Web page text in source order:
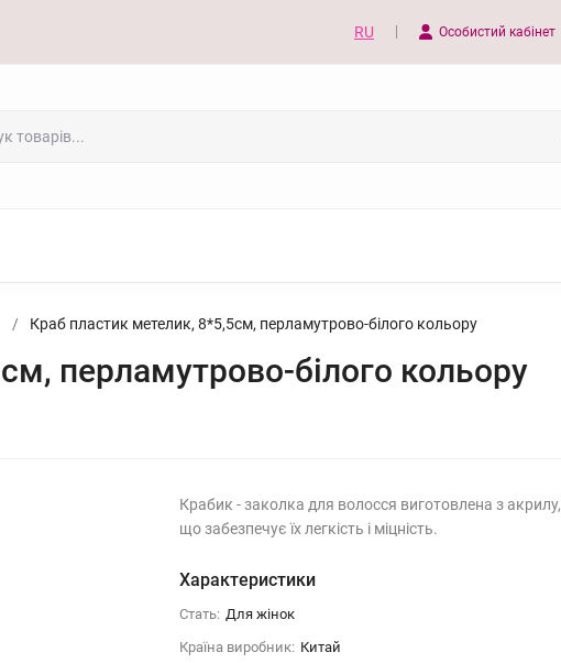
RU Особистий кабінет
/ Краб пластик метелик, 8*5,5см, перламутрово-білого кольору
перламутрово-білого кольору
Крабик - заколка для волосся виготовлена з акрилу,
що забезпечує їх легкість і міцність.
Характеристики
Стать: Для жінок
Країна виробник: Китай